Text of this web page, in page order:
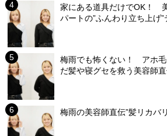
家にある道具だけでOK！
パートの”ふんわり立ち上げ”
梅雨でも怖くない！ アホ毛
だ髪や寝グセを救う美容師
梅雨の美容師直伝”髪リカバ